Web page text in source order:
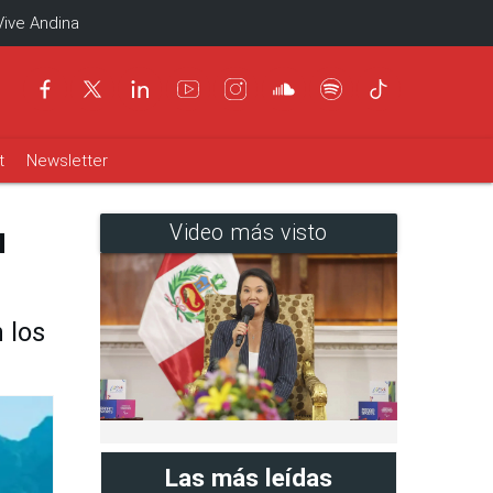
Andina
Newsletter
los
Video más visto
Las más leídas